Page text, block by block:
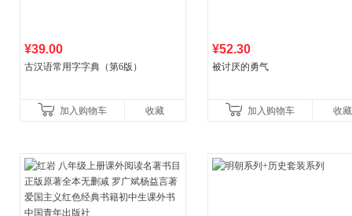
¥39.00
古汉语常用字字典（第6版）
加入购物车 收藏
¥52.30
被讨厌的勇气
加入购物车 收藏